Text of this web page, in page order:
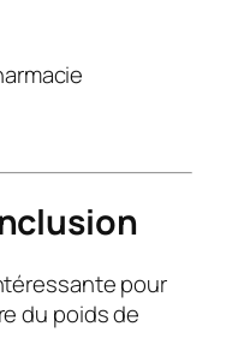
pour
du poids de